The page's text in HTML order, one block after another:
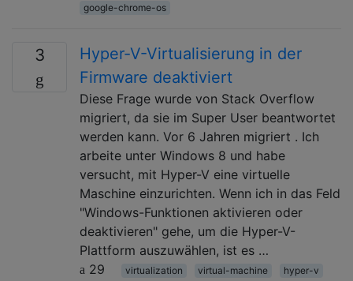
google-chrome-os
3
Hyper-V-Virtualisierung in der
Firmware deaktiviert
Diese Frage wurde von Stack Overflow
migriert, da sie im Super User beantwortet
werden kann. Vor 6 Jahren migriert . Ich
arbeite unter Windows 8 und habe
versucht, mit Hyper-V eine virtuelle
Maschine einzurichten. Wenn ich in das Feld
"Windows-Funktionen aktivieren oder
deaktivieren" gehe, um die Hyper-V-
Plattform auszuwählen, ist es …
29
virtualization virtual-machine hyper-v